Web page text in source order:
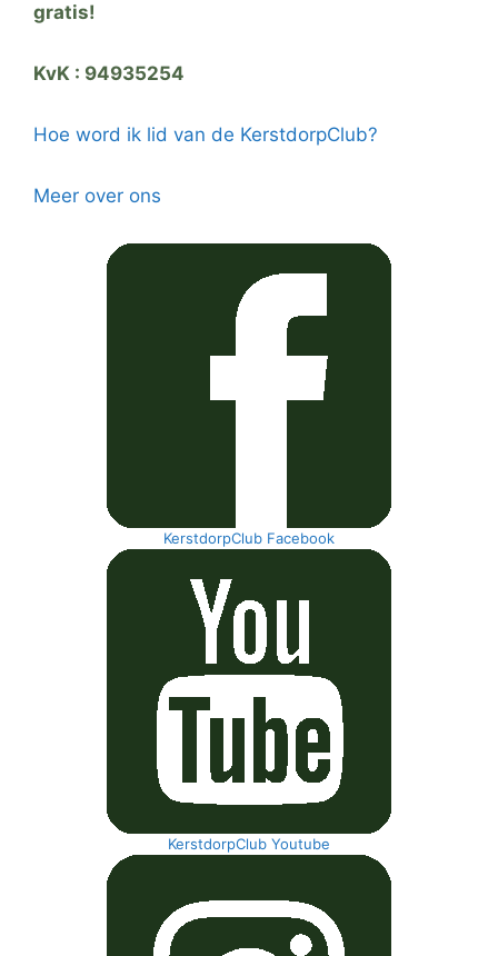
gratis!
KvK : 94935254
Hoe word ik lid van de KerstdorpClub?
Meer over ons
KerstdorpClub Facebook
KerstdorpClub Youtube